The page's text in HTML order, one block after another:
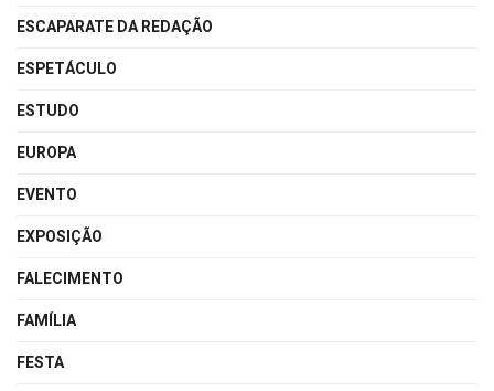
ESCAPARATE DA REDAÇÃO
ESPETÁCULO
ESTUDO
EUROPA
EVENTO
EXPOSIÇÃO
FALECIMENTO
FAMÍLIA
FESTA